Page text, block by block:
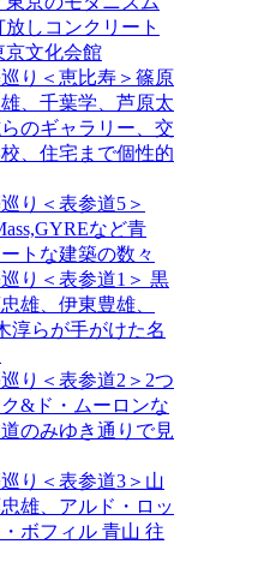
しコンクリート
京文化会館
り＜恵比寿＞篠原
、千葉学、芦原太
のギャラリー、交
、住宅まで個性的
り＜表参道5＞
など青
トな建築の数々
り＜表参道1＞ 黒
雄、伊東豊雄、
淳らが手がけた名
り＜表参道2＞2つ
&ド・ムーロンな
のみゆき通りで見
り＜表参道3＞山
雄、アルド・ロッ
ボフィル 青山 往